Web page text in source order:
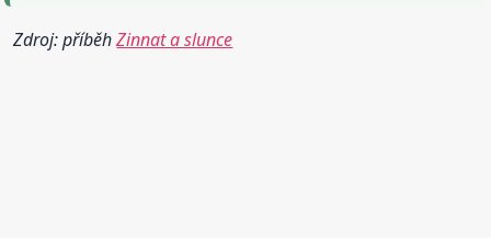
Zdroj: příběhZinnat a slunce